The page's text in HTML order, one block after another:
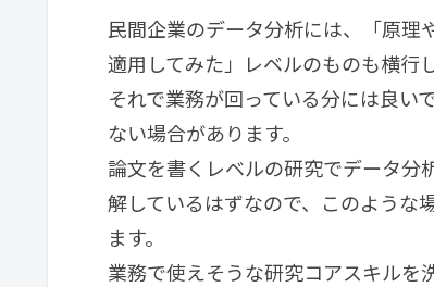
民間企業のデータ分析には、「原理
適用してみた」レベルのものも横行
それで業務が回っている分には良い
ない場合があります。
論文を書くレベルの研究でデータ分
解しているはずなので、このような
ます。
業務で使えそうな研究コアスキルを